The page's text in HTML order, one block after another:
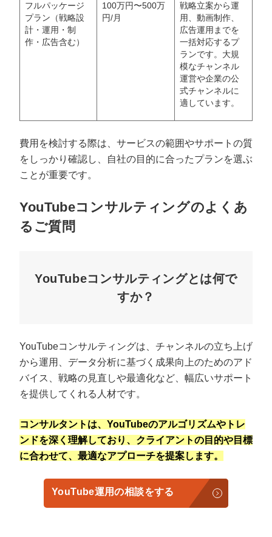
プロに無料相談をする
会社概要資料をダウンロー
ドする
都心丸善ビル7階
サイトマッププライバシーポリシー
フルパッケージ
プラン（戦略設
計・運用・制
作・広告含む）
100万円〜500万
円/月
戦略立案から運
用、動画制作、
広告運用までを
一括対応するプ
ランです。大規
模なチャンネル
運営や企業の公
式チャンネルに
適しています。
費用を検討する際は、サービスの範囲やサポートの質
をしっかり確認し、自社の目的に合ったプランを選ぶ
ことが重要です。
YouTubeコンサルティングのよくあ
るご質問
YouTubeコンサルティングとは何で
すか？
YouTubeコンサルティングは、チャンネルの立ち上げ
から運用、データ分析に基づく成果向上のためのアド
バイス、戦略の見直しや最適化など、幅広いサポート
を提供してくれる人材です。
コンサルタントは、YouTubeのアルゴリズムやトレ
ンドを深く理解しており、クライアントの目的や目標
に合わせて、最適なアプローチを提案します。
YouTube運用の相談をする